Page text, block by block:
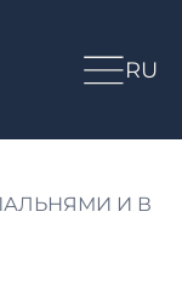
RU
И В